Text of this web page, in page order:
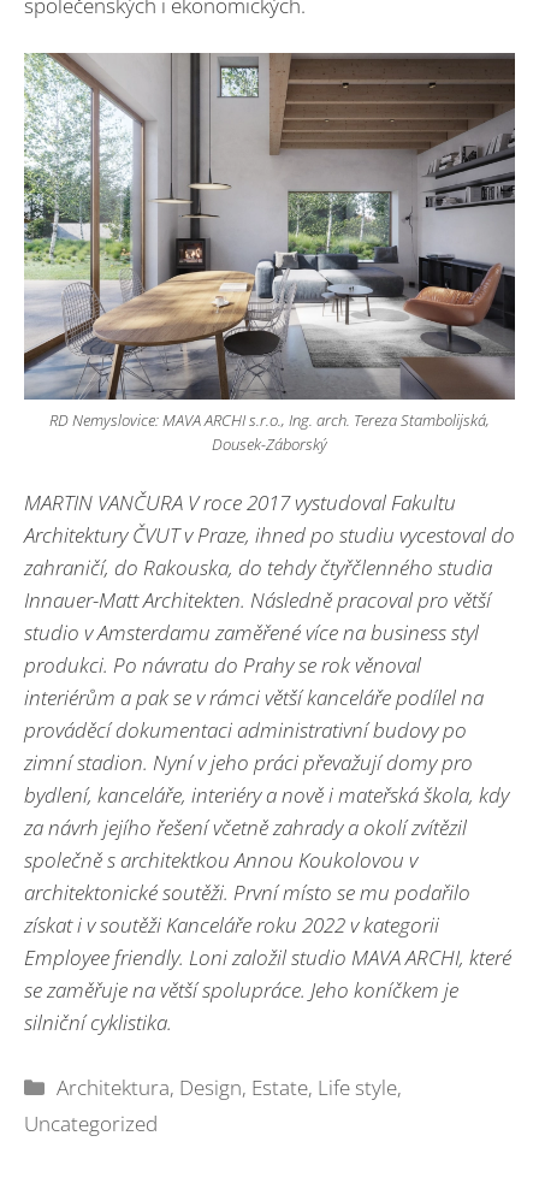
společenských i ekonomických.
RD Nemyslovice: MAVA ARCHI s.r.o., Ing. arch. Tereza Stambolijská,
Dousek-Záborský
MARTIN VANČURA V roce 2017 vystudoval Fakultu
Architektury ČVUT v Praze, ihned po studiu vycestoval do
zahraničí, do Rakouska, do tehdy čtyřčlenného studia
Innauer-Matt Architekten. Následně pracoval pro větší
studio v Amsterdamu zaměřené více na business styl
produkci. Po návratu do Prahy se rok věnoval
interiérům a pak se v rámci větší kanceláře podílel na
prováděcí dokumentaci administrativní budovy po
zimní stadion. Nyní v jeho práci převažují domy pro
bydlení, kanceláře, interiéry a nově i mateřská škola, kdy
za návrh jejího řešení včetně zahrady a okolí zvítězil
společně s architektkou Annou Koukolovou v
architektonické soutěži. První místo se mu podařilo
získat i v soutěži Kanceláře roku 2022 v kategorii
Employee friendly. Loni založil studio MAVA ARCHI, které
se zaměřuje na větší spolupráce. Jeho koníčkem je
silniční cyklistika.
Rubriky
Architektura, Design, Estate, Life style,
Uncategorized